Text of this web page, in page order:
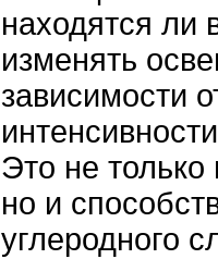
находятся ли
изменять
зависимости
Это не
но и
углеродного